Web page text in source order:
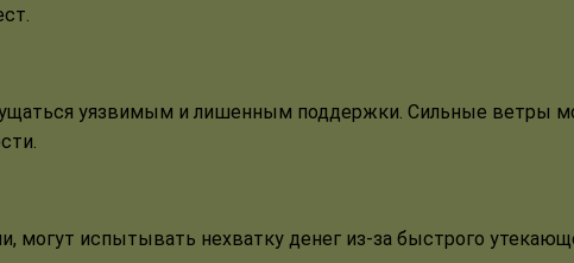
уязвимым и лишенным поддержки. Сильные ветры
испытывать нехватку денег из-за быстрого